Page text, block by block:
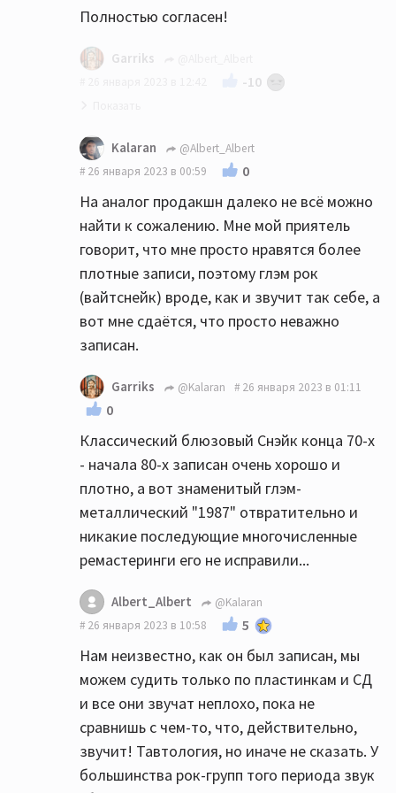
провалилось и звук стал плоским
невыразительным, обозначив эту пагубную
тенденцию для следующих их альбомом.
А вот ремастеры трёх в.у. альбомов
Whitesnake , которые сделал Питер Мью на
EMI в 2005-м на мои уши ещё больше
улучшили их звучание.
Самый неудачный по звуку , что на виниле,
что на компакте - "Граффити".
Но, одновременно, оба самые любимые))
Полностью согласен!
Garriks
-10
🤝 Kalaran
@Albert_Albert
26 января 2023 в 00:59
0
На аналог продакшн далеко не всё можно
найти к сожалению. Мне мой приятель
говорит, что мне просто нравятся более
плотные записи, поэтому глэм рок
(вайтснейк) вроде, как и звучит так себе, а
вот мне сдаётся, что просто неважно
записан.
Garriks @Kalaran 26 января 2023 в 01:11
0
Классический блюзовый Снэйк конца 70-х
- начала 80-х записан очень хорошо и
плотно, а вот знаменитый глэм-
металлический "1987" отвратительно и
никакие последующие многочисленные
ремастеринги его не исправили...
Albert_Albert
@Kalaran
26 января 2023 в 10:58
5
Нам неизвестно, как он был записан, мы
можем судить только по пластинкам и СД
и все они звучат неплохо, пока не
сравнишь с чем-то, что, действительно,
звучит! Тавтология, но иначе не сказать. У
большинства рок-групп того периода звук